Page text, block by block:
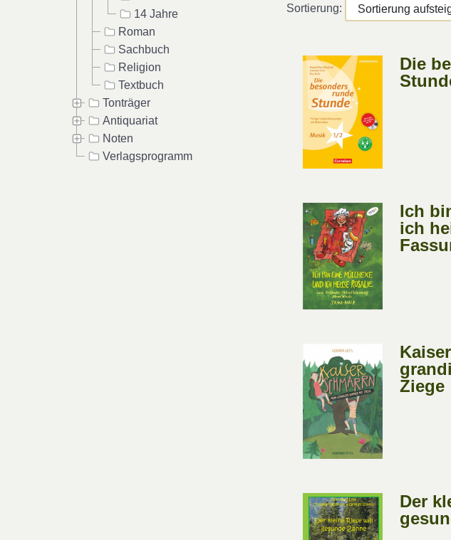
14 Jahre
Roman
Sachbuch
Religion
Textbuch
Tonträger
Antiquariat
Noten
Verlagsprogramm
Sortierung:
Die
Ich
ich
Ziege
Der